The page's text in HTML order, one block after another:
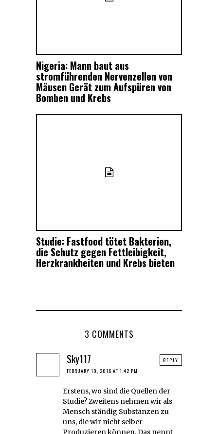
Nigeria: Mann baut aus
stromführenden Nervenzellen von
Mäusen Gerät zum Aufspüren von
Bomben und Krebs
Studie: Fastfood tötet Bakterien,
die Schutz gegen Fettleibigkeit,
Herzkrankheiten und Krebs bieten
3 COMMENTS
Sky117
FEBRUARY 10, 2016 AT 1:42 PM
Erstens, wo sind die Quellen der
Studie? Zweitens nehmen wir als
Mensch ständig Substanzen zu
uns, die wir nicht selber
Produzieren können. Das nennt
REPLY